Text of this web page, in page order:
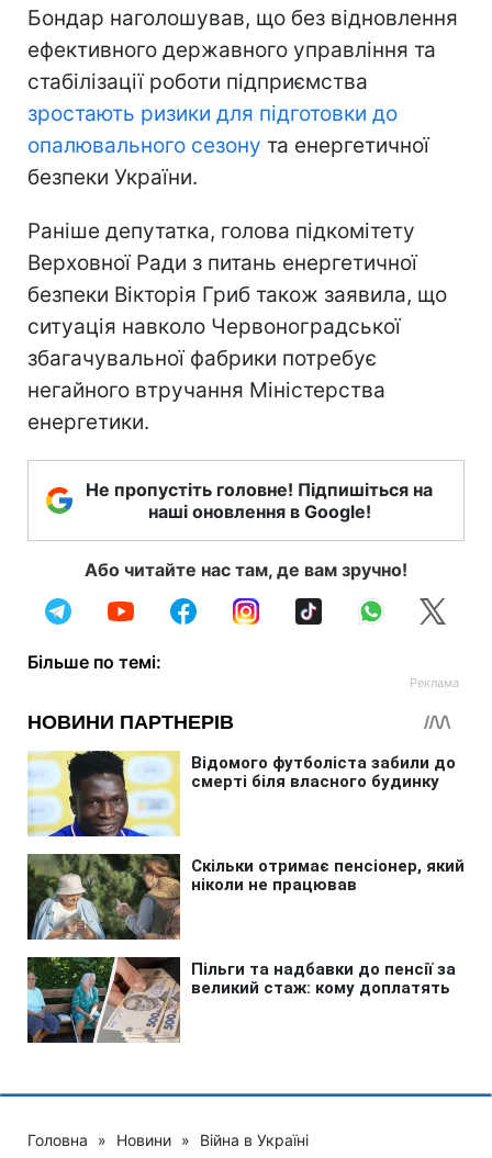
Бондар наголошував, що без відновлення
ефективного державного управління та
стабілізації роботи підприємства
зростають ризики для підготовки до
опалювального сезону та енергетичної
безпеки України.
Раніше депутатка, голова підкомітету
Верховної Ради з питань енергетичної
безпеки Вікторія Гриб також заявила, що
ситуація навколо Червоноградської
збагачувальної фабрики потребує
негайного втручання Міністерства
енергетики.
Не пропустіть головне! Підпишіться на
наші оновлення в Google!
Або читайте нас там, де вам зручно!
Більше по темі:
Головна » Новини » Війна в Україні